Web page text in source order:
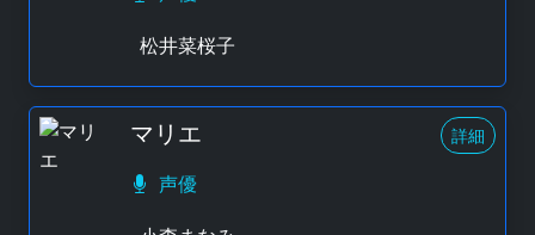
松井菜桜子
マリエ 詳細
声優